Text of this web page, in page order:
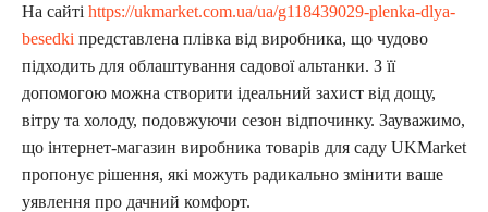
На сайті https://ukmarket.com.ua/ua/g118439029-plenka-dlya-
besedki представлена плівка від виробника, що чудово
підходить для облаштування садової альтанки. З її
допомогою можна створити ідеальний захист від дощу,
вітру та холоду, подовжуючи сезон відпочинку. Зауважимо,
що інтернет-магазин виробника товарів для саду UKMarket
пропонує рішення, які можуть радикально змінити ваше
уявлення про дачний комфорт.